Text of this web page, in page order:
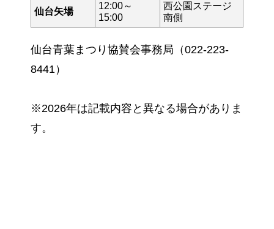
仙台矢場
12:00～
15:00
西公園ステージ
南側
仙台青葉まつり協賛会事務局（022-223-
8441）
※2026年は記載内容と異なる場合がありま
す。